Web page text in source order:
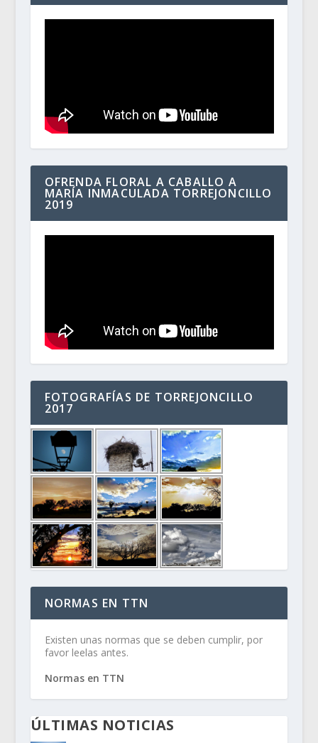
OFRENDA FLORAL A CABALLO A
MARÍA INMACULADA TORREJONCILLO
2019
FOTOGRAFÍAS DE TORREJONCILLO
2017
NORMAS EN TTN
Existen unas normas que se deben cumplir, por
favor leelas antes.
Normas en TTN
ÚLTIMAS NOTICIAS